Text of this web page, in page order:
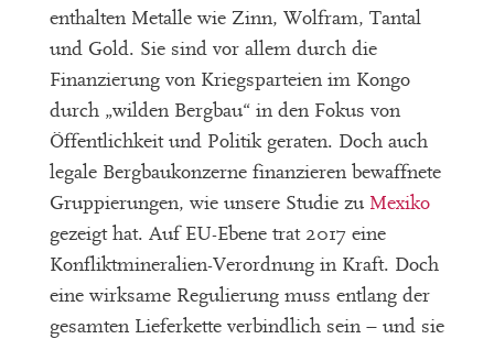
enthalten Metalle wie Zinn, Wolfram, Tantal
und Gold. Sie sind vor allem durch die
Finanzierung von Kriegsparteien im Kongo
durch „wilden Bergbau“ in den Fokus von
Öffentlichkeit und Politik geraten. Doch auch
legale Bergbaukonzerne finanzieren bewaffnete
Gruppierungen, wie unsere Studie zu Mexiko
gezeigt hat. Auf EU-Ebene trat 2017 eine
Konfliktmineralien-Verordnung in Kraft. Doch
eine wirksame Regulierung muss entlang der
gesamten Lieferkette verbindlich sein – und sie